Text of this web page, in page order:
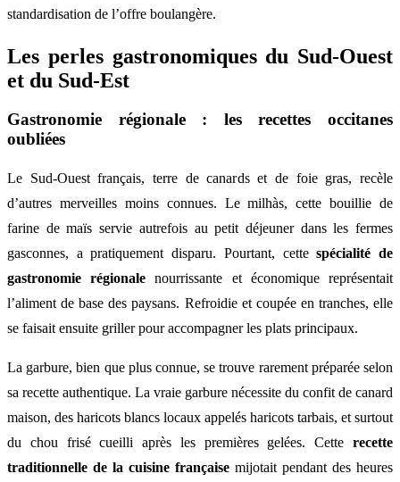
standardisation de l’offre boulangère.
Les perles gastronomiques du Sud-Ouest
et du Sud-Est
Gastronomie régionale : les recettes occitanes
oubliées
Le Sud-Ouest français, terre de canards et de foie gras, recèle
d’autres merveilles moins connues. Le milhàs, cette bouillie de
farine de maïs servie autrefois au petit déjeuner dans les fermes
gasconnes, a pratiquement disparu. Pourtant, cettespécialité de
gastronomie régionale nourrissante et économique représentait
l’aliment de base des paysans. Refroidie et coupée en tranches, elle
se faisait ensuite griller pour accompagner les plats principaux.
La garbure, bien que plus connue, se trouve rarement préparée selon
sa recette authentique. La vraie garbure nécessite du confit de canard
maison, des haricots blancs locaux appelés haricots tarbais, et surtout
du chou frisé cueilli après les premières gelées. Cette recette
traditionnelle de la cuisine française mijotait pendant des heures